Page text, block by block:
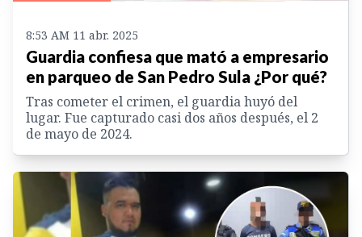
8:53 AM 11 abr. 2025
Guardia confiesa que mató a empresario
en parqueo de San Pedro Sula ¿Por qué?
Tras cometer el crimen, el guardia huyó del
lugar. Fue capturado casi dos años después, el 2
de mayo de 2024.